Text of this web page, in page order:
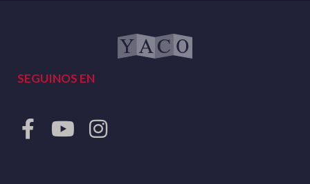
SEGUINOS EN